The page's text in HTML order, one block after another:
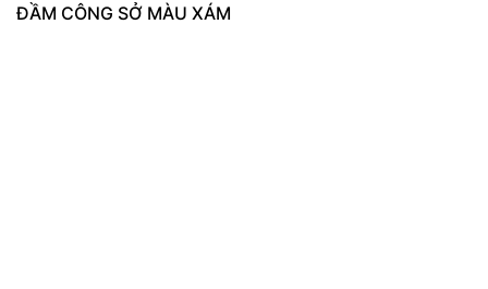
ĐẦM CÔNG SỞ MÀU XÁM